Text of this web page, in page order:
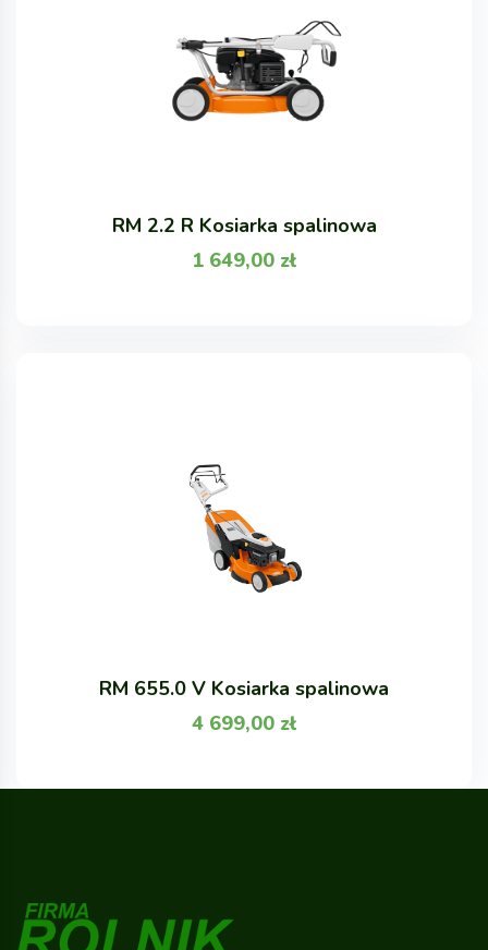
RM 2.2 R Kosiarka spalinowa
1 649,00 zł
RM 655.0 V Kosiarka spalinowa
4 699,00 zł